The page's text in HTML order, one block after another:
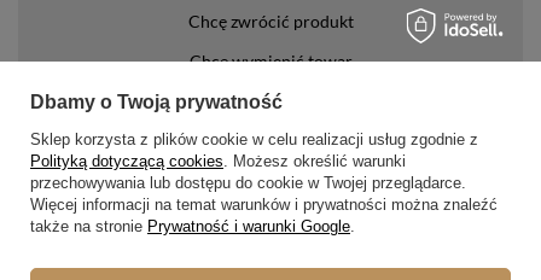
Chcę zwrócić produkt
Chcę wymienić towar
Kontakt
Konto
Regulaminy
Dbamy o Twoją prywatność
Sklep korzysta z plików cookie w celu realizacji usług zgodnie z
Polityką dotyczącą cookies. Możesz określić warunki
przechowywania lub dostępu do cookie w Twojej przeglądarce.
Więcej informacji na temat warunków i prywatności można znaleźć
także na stronie Prywatność i warunki Google.